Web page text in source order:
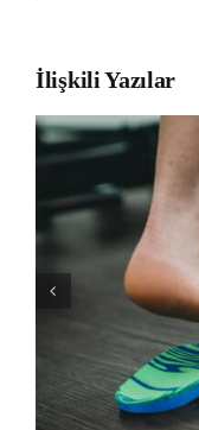
İlişkili Yazılar